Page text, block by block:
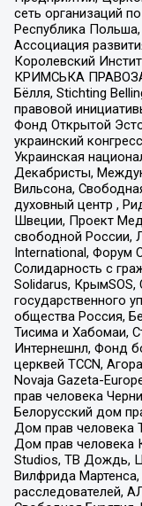
сеть организаций
Республика
Ассоциация
Королевский
КРИМСЬКА
Бёлля, Stichting
правовой
Фонд Открытой
украинский
Украинская
Декабристы,
Вильсона,
духовный центр ,
Швеции, Проект
свободной России,
International, Форум
Солидарность с
Solidarus, КрымSOS,
государственного
общества Россия,
Тисима и Хабомаи,
Интернешнл, Фонд
церквей TCCN,
Novaja Gazeta-
прав человека
Белорусский дом
Дом прав человека
Дом прав человека
Studios, ТВ Дождь,
Вилфрида
расследователей,